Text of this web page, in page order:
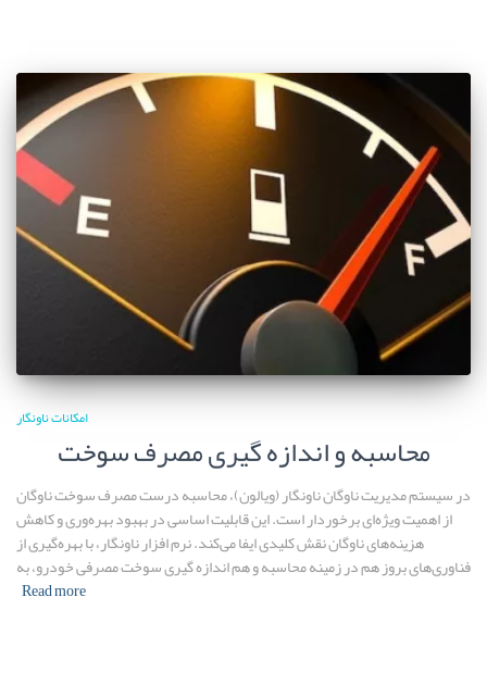
امکانات ناونگار
محاسبه و اندازه گیری مصرف سوخت
در سیستم مدیریت ناوگان ناونگار (ویالون)، محاسبه درست مصرف سوخت ناوگان
از اهمیت ویژه‌ای برخوردار است. این قابلیت اساسی در بهبود بهره‌وری و کاهش
هزینه‌های ناوگان نقش کلیدی ایفا می‌کند. نرم افزار ناونگار، با بهره‌گیری از
فناوری‌های بروز هم در زمینه محاسبه و هم اندازه گیری سوخت مصرفی خودرو، به
Read more